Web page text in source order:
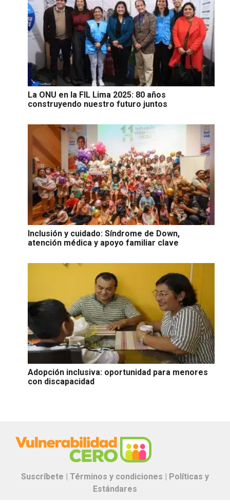
La ONU en la FIL Lima 2025: 80 años
construyendo nuestro futuro juntos
Inclusión y cuidado: Síndrome de Down,
atención médica y apoyo familiar clave
Adopción inclusiva: oportunidad para menores
con discapacidad
Suscríbete | Términos y condiciones |
Políticas y
Estándares